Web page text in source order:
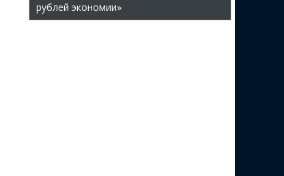
рублей экономии»